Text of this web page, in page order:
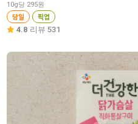
10g당 295원
당일 픽업
4.8 리뷰 531